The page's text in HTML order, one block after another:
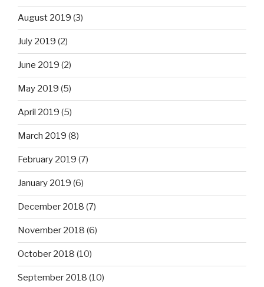
August 2019 (3)
July 2019 (2)
June 2019 (2)
May 2019 (5)
April 2019 (5)
March 2019 (8)
February 2019 (7)
January 2019 (6)
December 2018 (7)
November 2018 (6)
October 2018 (10)
September 2018 (10)